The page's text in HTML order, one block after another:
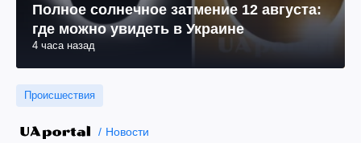
Полное солнечное затмение 12 августа:
где можно увидеть в Украине
4 часа назад
Происшествия
Новости